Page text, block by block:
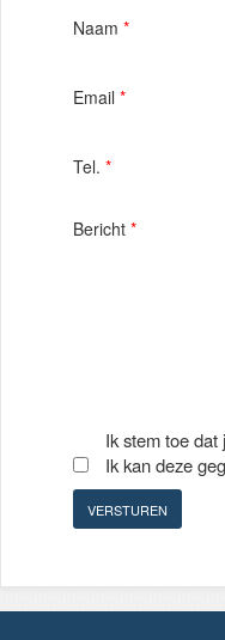
Naam *
Email *
Tel. *
Bericht *
Ik stem toe
Ik kan deze